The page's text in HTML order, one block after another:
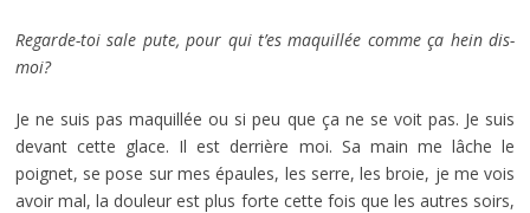
Regarde-toi sale pute, pour qui t’es maquillée comme ça hein dis-
moi?
Je ne suis pas maquillée ou si peu que ça ne se voit pas. Je suis
devant cette glace. Il est derrière moi. Sa main me lâche le
poignet, se pose sur mes épaules, les serre, les broie, je me vois
avoir mal, la douleur est plus forte cette fois que les autres soirs,